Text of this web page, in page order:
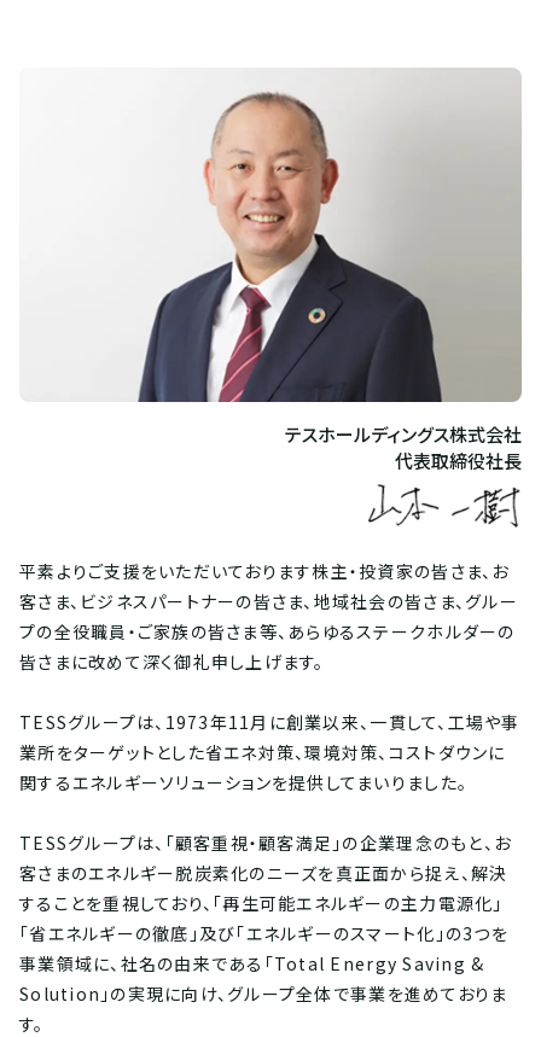
テスホールディングス株式会社
代表取締役社長
平素よりご支援をいただいております株主・投資家の皆さま、お
客さま、ビジネスパートナーの皆さま、地域社会の皆さま、グルー
プの全役職員・ご家族の皆さま等、あらゆるステークホルダーの
皆さまに改めて深く御礼申し上げます。
TESSグループは、1973年11月に創業以来、一貫して、工場や事
業所をターゲットとした省エネ対策、環境対策、コストダウンに
関するエネルギーソリューションを提供してまいりました。
TESSグループは、「顧客重視・顧客満足」の企業理念のもと、お
客さまのエネルギー脱炭素化のニーズを真正面から捉え、解決
することを重視しており、「再生可能エネルギーの主力電源化」
「省エネルギーの徹底」及び「エネルギーのスマート化」の3つを
事業領域に、社名の由来である「Total Energy Saving &
Solution」の実現に向け、グループ全体で事業を進めておりま
す。